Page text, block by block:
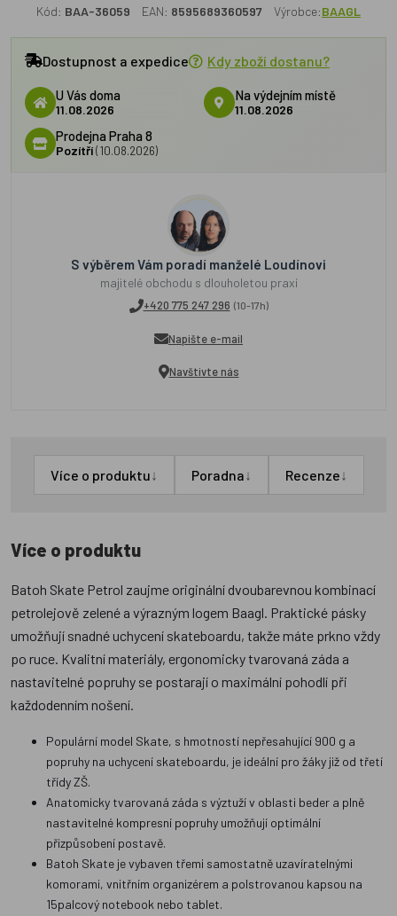
Kód: BAA-36059 EAN: 8595689360597 Výrobce:BAAGL
Dostupnost a expedice Kdy zboží dostanu?
U Vás doma
11.08.2026
Na výdejním místě
11.08.2026
Prodejna Praha 8
Pozítří(10.08.2026)
S výběrem Vám poradí manželé Loudínovi
majitelé obchodu s dlouholetou praxí
+420 775 247 296 (10-17h)
Napište e-mail
Navštivte nás
Více o produktu↓ Poradna↓ Recenze↓
Více o produktu
Batoh Skate Petrol zaujme originální dvoubarevnou kombinací
petrolejově zelené a výrazným logem Baagl. Praktické pásky
umožňují snadné uchycení skateboardu, takže máte prkno vždy
po ruce. Kvalitní materiály, ergonomicky tvarovaná záda a
nastavitelné popruhy se postarají o maximální pohodlí při
každodenním nošení.
Populární model Skate, s hmotností nepřesahující 900 g a
popruhy na uchycení skateboardu, je ideální pro žáky již od třetí
třídy ZŠ.
Anatomicky tvarovaná záda s výztuží v oblasti beder a plně
nastavitelné kompresní popruhy umožňují optimální
přizpůsobení postavě.
Batoh Skate je vybaven třemi samostatně uzavíratelnými
komorami, vnitřním organizérem a polstrovanou kapsou na
15palcový notebook nebo tablet.